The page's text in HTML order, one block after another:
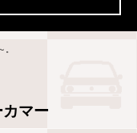
。
マー